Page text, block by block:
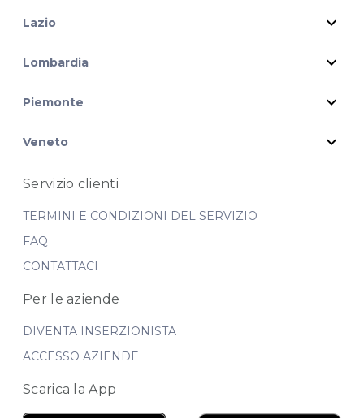
Lazio expand_more
Lombardia expand_more
Piemonte expand_more
Veneto expand_more
Servizio clienti
TERMINI E CONDIZIONI DEL SERVIZIO
FAQ
CONTATTACI
Per le aziende
DIVENTA INSERZIONISTA
ACCESSO AZIENDE
Scarica la App